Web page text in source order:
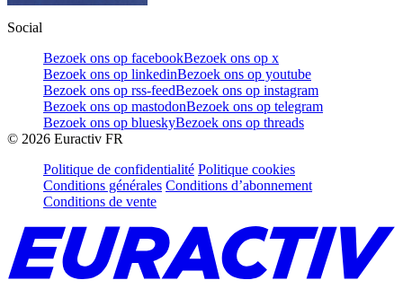
Social
Bezoek ons op facebookBezoek ons op x
Bezoek ons op linkedinBezoek ons op youtube
Bezoek ons op rss-feedBezoek ons op instagram
Bezoek ons op mastodonBezoek ons op telegram
Bezoek ons op blueskyBezoek ons op threads
© 2026 Euractiv FR
Politique de confidentialité Politique cookies
Conditions générales Conditions d’abonnement
Conditions de vente